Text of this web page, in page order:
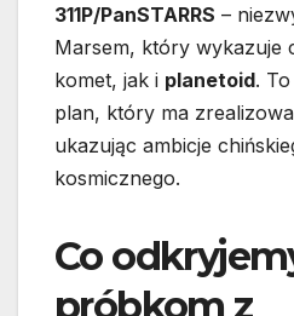
311P/PanSTARRS –
Marsem, który wykazuje
komet, jak i planetoid.
plan, który ma
ukazując ambicje
kosmicznego.
Co
próbkom z